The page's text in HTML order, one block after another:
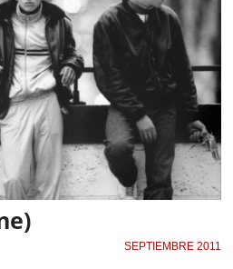
SEPTIEMBRE 2011